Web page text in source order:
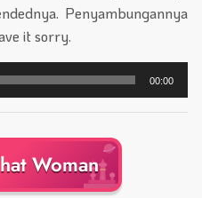
Penyambungannya
it sorry.
00:00
Woman